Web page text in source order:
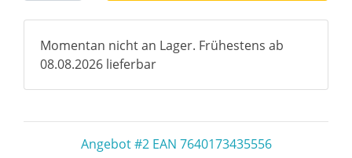
Momentan nicht an Lager. Frühestens ab
08.08.2026 lieferbar
Angebot #2 EAN 7640173435556